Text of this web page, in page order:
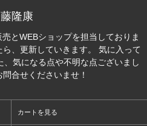
隆康
とWEBショップを担当しておりま
、更新していきます。 気に入って
気になる点や不明な点ございまし
合せくださいませ！
カートを見る